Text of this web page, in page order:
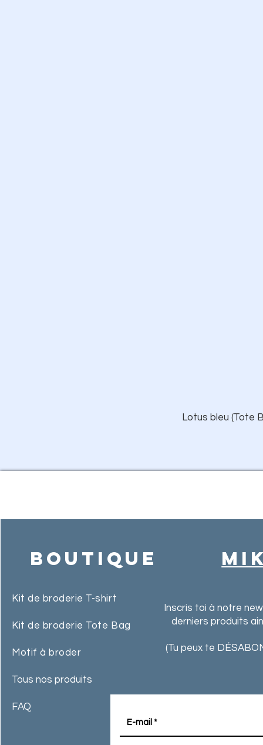
Lotus bleu (Tote
Boutique
Kit de broderie T-shirt
Kit de broderie Tote Bag
Motif à broder
Tous nos produits
FAQ
Inscris toi à notre
derniers produits
(Tu peux te